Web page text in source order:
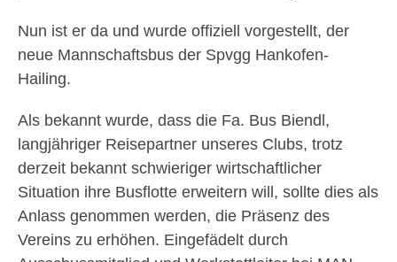
Nun ist er da und wurde offiziell vorgestellt, der
neue Mannschaftsbus der Spvgg Hankofen-
Hailing.
Als bekannt wurde, dass die Fa. Bus Biendl,
langjähriger Reisepartner unseres Clubs, trotz
derzeit bekannt schwieriger wirtschaftlicher
Situation ihre Busflotte erweitern will, sollte dies als
Anlass genommen werden, die Präsenz des
Vereins zu erhöhen. Eingefädelt durch